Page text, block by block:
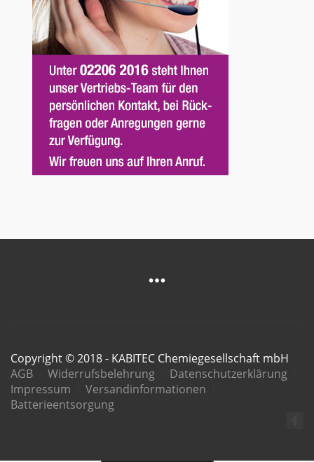
Copyright © 2018 - KABITEC Chemiegesellschaft mbH
AGB
Widerrufsbelehrung
Datenschutzerklärung
Impressum
Versandinformationen
Batterieentsorgung